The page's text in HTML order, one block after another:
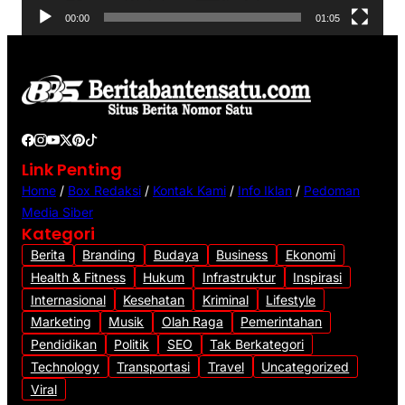
o
00:00 01:05
Link Penting
Home / Box Redaksi / Kontak Kami / Info Iklan / Pedoman
Media Siber
Kategori
Berita Branding Budaya Business
Ekonomi
Health & Fitness
Hukum Infrastruktur
Inspirasi
Internasional
Kesehatan Kriminal
Lifestyle
Marketing
Musik Olah Raga
Pemerintahan
Pendidikan
Politik SEO
Tak Berkategori
Technology
Transportasi Travel
Uncategorized
Viral